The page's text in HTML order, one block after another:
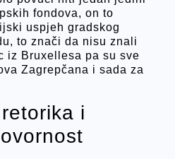
fondova, on to
uspjeh gradskog
to znači da nisu znali
iz Bruxellesa pa su sve
Zagrepčana i sada za
i